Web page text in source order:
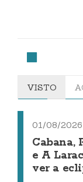
VISTO
01/08/2026
Cabana,
e A
ver a